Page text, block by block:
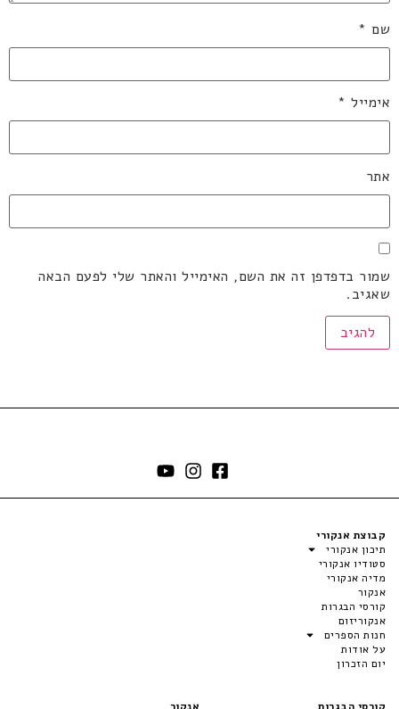
שם *
אימייל *
אתר
שמור בדפדפן זה את השם, האימייל והאתר שלי לפעם הבאה
שאגיב.
קבוצת אנקורי
תיכון אנקורי
סטודיו אנקורי
מדיה אנקורי
אנקור
קורסי הבגרות
אנקוריזום
חנות הספרים
על אודות
יום הזכרון